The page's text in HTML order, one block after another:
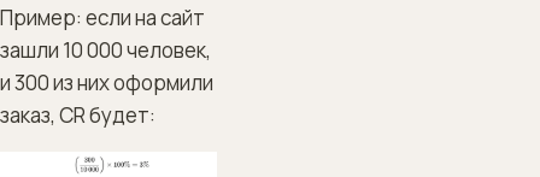
Пример: если на сайт
зашли 10 000 человек,
и 300 из них оформили
заказ, CR будет: